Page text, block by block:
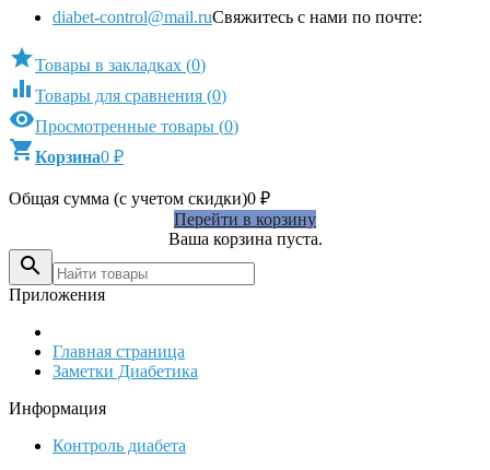
diabet-control@mail.ruСвяжитесь с нами по почте:
Товары в закладках (0)
 Товары для сравнения (0)
Просмотренные товары (0)
Корзина0 ₽
Общая сумма (с учетом скидки)0 ₽
Перейти в корзину
Ваша корзина пуста.

Приложения
Главная страница
Заметки Диабетика
Информация
Контроль диабета